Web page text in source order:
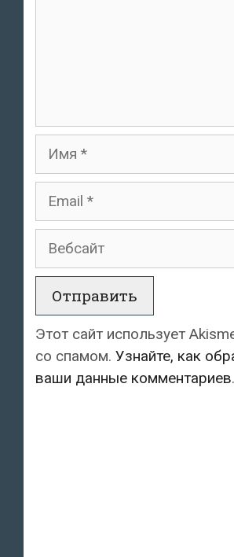
Имя
Email
Вебсайт
Этот сайт использует
со спамом. Узнайте, как
ваши данные комментариев.